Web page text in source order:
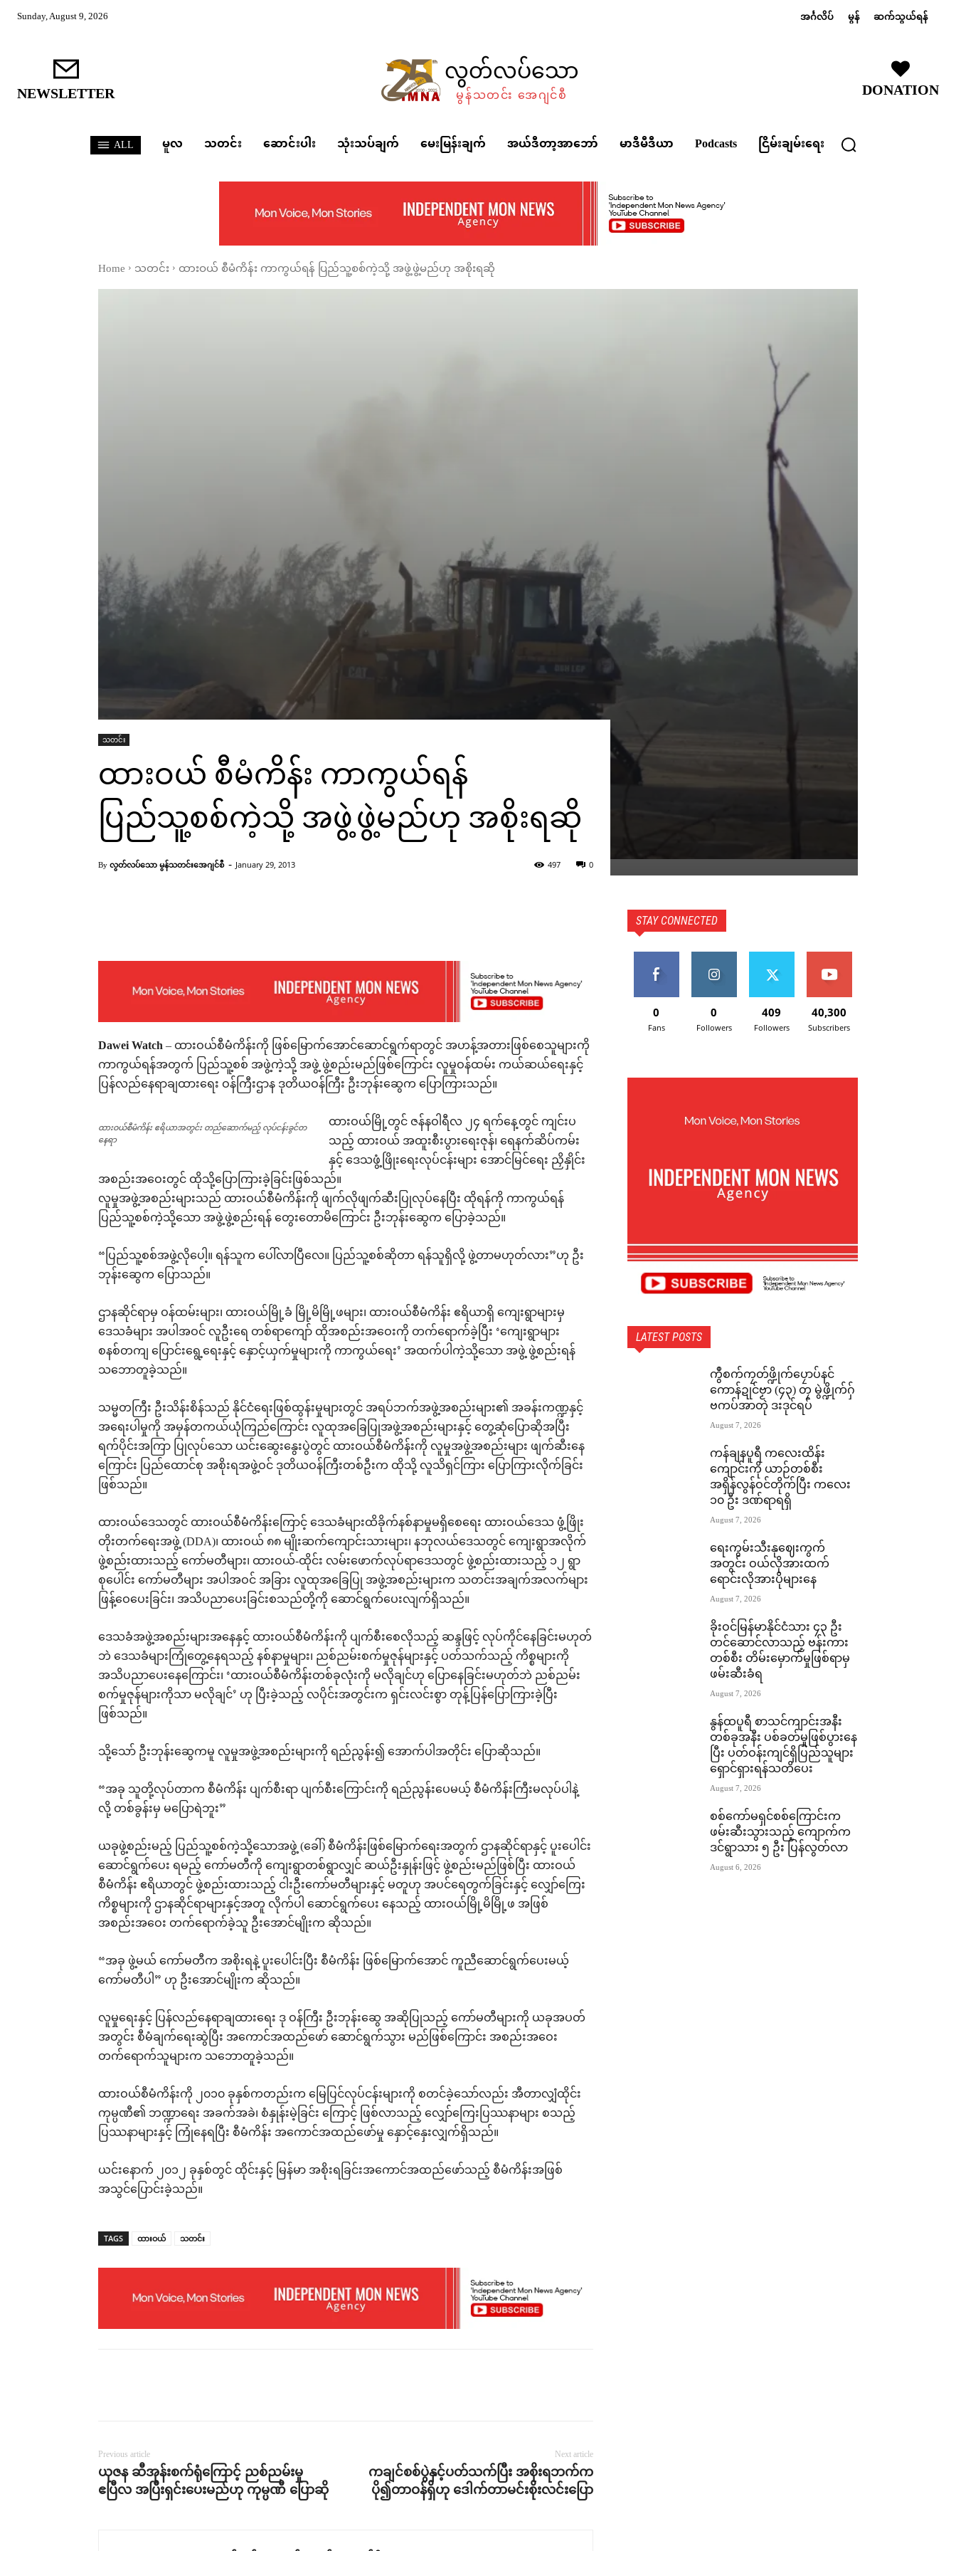
Sunday, August 9, 2026 အင်္ဂလိပ် မွန် ဆက်သွယ်ရန်
NEWSLETTER လွတ်လပ်သော
မွန်သတင်း အေဂျင်စီ DONATION
ALL မူလ သတင်း ဆောင်းပါး သုံးသပ်ချက် မေးမြန်းချက် အယ်ဒီတာ့အာဘော် မာဒီမီဒီယာ Podcasts ငြိမ်းချမ်းရေး
Home သတင်း ထားဝယ် စီမံကိန်း ကာကွယ်ရန် ပြည်သူ့စစ်ကဲ့သို့ အဖွဲ့ဖွဲ့မည်ဟု အစိုးရဆို
ထားဝယ်စီမံကိန်း ဧရိယာအတွင်း တည်ဆောက်မည့် လုပ်ငန်းခွင်တနေရာ
သတင်း
ထားဝယ် စီမံကိန်း ကာကွယ်ရန်
ပြည်သူ့စစ်ကဲ့သို့ အဖွဲ့ဖွဲ့မည်ဟု အစိုးရဆို
By လွတ်လပ်သော မွန်သတင်းအေဂျင်စီ - January 29, 2013 0
497
Dawei Watch– ထားဝယ်စီမံကိန်းကို ဖြစ်မြောက်အောင်ဆောင်ရွက်ရာတွင် အဟန့်အတားဖြစ်စေသူများကို
ကာကွယ်ရန်အတွက် ပြည်သူ့စစ် အဖွဲ့ကဲ့သို့ အဖွဲ့ ဖွဲ့စည်းမည်ဖြစ်ကြောင်း လူမှုဝန်ထမ်း ကယ်ဆယ်ရေးနှင့်
ပြန်လည်နေရာချထားရေး ဝန်ကြီးဌာန ဒုတိယဝန်ကြီး ဦးဘုန်းဆွေက ပြောကြားသည်။
ထားဝယ်စီမံကိန်း ဧရိယာအတွင်း တည်ဆောက်မည့် လုပ်ငန်းခွင်တ
နေရာ
ထားဝယ်မြို့တွင် ဇန်နဝါရီလ ၂၄ ရက်နေ့တွင် ကျင်းပ
သည့် ထားဝယ် အထူးစီးပွားရေးဇုန်၊ ရေနက်ဆိပ်ကမ်း
နှင့် ဒေသဖွံ့ဖြိုးရေးလုပ်ငန်းများ အောင်မြင်ရေး ညှိနှိုင်း
အစည်းအဝေးတွင် ထိုသို့ပြောကြားခဲ့ခြင်းဖြစ်သည်။
လူမှုအဖွဲ့အစည်းများသည် ထားဝယ်စီမံကိန်းကို ဖျက်လိုဖျက်ဆီးပြုလုပ်နေပြီး ထိုရန်ကို ကာကွယ်ရန်
ပြည်သူ့စစ်ကဲ့သို့သော အဖွဲ့ဖွဲ့စည်းရန် တွေးတောမိကြောင်း ဦးဘုန်းဆွေက ပြောခဲ့သည်။
“ပြည်သူ့စစ်အဖွဲ့လိုပေါ့။ ရန်သူက ပေါ်လာပြီလေ။ ပြည်သူ့စစ်ဆိုတာ ရန်သူရှိလို့ ဖွဲ့တာမဟုတ်လား”ဟု ဦး
ဘုန်းဆွေက ပြောသည်။
ဌာနဆိုင်ရာမှ ဝန်ထမ်းများ၊ ထားဝယ်မြို့ခံ မြို့မိမြို့ဖများ၊ ထားဝယ်စီမံကိန်း ဧရိယာရှိ ကျေးရွာများမှ
ဒေသခံများ အပါအဝင် လူဦးရေ တစ်ရာကျော် ထိုအစည်းအဝေးကို တက်ရောက်ခဲ့ပြီး ‘ကျေးရွာများ
စနစ်တကျ ပြောင်းရွေ့ရေးနှင့် နှောင့်ယှက်မှုများကို ကာကွယ်ရေး’ အထက်ပါကဲ့သို့သော အဖွဲ့ ဖွဲ့စည်းရန်
သဘောတူခဲ့သည်။
သမ္မတကြီး ဦးသိန်းစိန်သည် နိုင်ငံရေးဖြစ်ထွန်းမှုများတွင် အရပ်ဘက်အဖွဲ့အစည်းများ၏ အခန်းကဏ္ဍနှင့်
အရေးပါမှုကို အမှန်တကယ်ယုံကြည်ကြောင်း လူထုအခြေပြုအဖွဲ့အစည်းများနှင့် တွေ့ဆုံပြောဆိုအပြီး
ရက်ပိုင်းအကြာ ပြုလုပ်သော ယင်းဆွေးနွေးပွဲတွင် ထားဝယ်စီမံကိန်းကို လူမှုအဖွဲ့အစည်းများ ဖျက်ဆီးနေ
ကြောင်း ပြည်ထောင်စု အစိုးရအဖွဲ့ဝင် ဒုတိယဝန်ကြီးတစ်ဦးက ထိုသို့ လူသိရှင်ကြား ပြောကြားလိုက်ခြင်း
ဖြစ်သည်။
ထားဝယ်ဒေသတွင် ထားဝယ်စီမံကိန်းကြောင့် ဒေသခံများထိခိုက်နစ်နာမှုမရှိစေရေး ထားဝယ်ဒေသ ဖွံ့ဖြိုး
တိုးတက်ရေးအဖွဲ့ (DDA)၊ ထားဝယ် ၈၈ မျိုးဆက်ကျောင်းသားများ၊ နဘုလယ်ဒေသတွင် ကျေးရွာအလိုက်
ဖွဲ့စည်းထားသည့် ကော်မတီများ၊ ထားဝယ်-ထိုင်း လမ်းဖောက်လုပ်ရာဒေသတွင် ဖွဲ့စည်းထားသည့် ၁၂ ရွာ
စုပေါင်း ကော်မတီများ အပါအဝင် အခြား လူထုအခြေပြု အဖွဲ့အစည်းများက သတင်းအချက်အလက်များ
ဖြန့်ဝေပေးခြင်း၊ အသိပညာပေးခြင်းစသည်တို့ကို ဆောင်ရွက်ပေးလျက်ရှိသည်။
ဒေသခံအဖွဲ့အစည်းများအနေနှင့် ထားဝယ်စီမံကိန်းကို ပျက်စီးစေလိုသည့် ဆန္ဒဖြင့် လုပ်ကိုင်နေခြင်းမဟုတ်
ဘဲ ဒေသခံများကြုံတွေ့နေရသည့် နစ်နာမှုများ၊ ညစ်ညမ်းစက်မှုဇုန်များနှင့် ပတ်သက်သည့် ကိစ္စများကို
အသိပညာပေးနေကြောင်း၊ ‘ထားဝယ်စီမံကိန်းတစ်ခုလုံးကို မလိုချင်ဟု ပြောနေခြင်းမဟုတ်ဘဲ ညစ်ညမ်း
စက်မှုဇုန်များကိုသာ မလိုချင်’ ဟု ပြီးခဲ့သည့် လပိုင်းအတွင်းက ရှင်းလင်းစွာ တုန့်ပြန်ပြောကြားခဲ့ပြီး
ဖြစ်သည်။
သို့သော် ဦးဘုန်းဆွေကမူ လူမှုအဖွဲ့အစည်းများကို ရည်ညွန်း၍ အောက်ပါအတိုင်း ပြောဆိုသည်။
“အခု သူတို့လုပ်တာက စီမံကိန်း ပျက်စီးရာ ပျက်စီးကြောင်းကို ရည်ညွန်းပေမယ့် စီမံကိန်းကြီးမလုပ်ပါနဲ့
လို့ တစ်ခွန်းမှ မပြောရဲဘူး”
ယခုဖွဲ့စည်းမည့် ပြည်သူ့စစ်ကဲ့သို့သောအဖွဲ့ (ခေါ်) စီမံကိန်းဖြစ်မြောက်ရေးအတွက် ဌာနဆိုင်ရာနှင့် ပူးပေါင်း
ဆောင်ရွက်ပေး ရမည့် ကော်မတီကို ကျေးရွာတစ်ရွာလျှင် ဆယ်ဦးနှုန်းဖြင့် ဖွဲ့စည်းမည်ဖြစ်ပြီး ထားဝယ်
စီမံကိန်း ဧရိယာတွင် ဖွဲ့စည်းထားသည့် ငါးဦးကော်မတီများနှင့် မတူဟု အပင်ရေတွက်ခြင်းနှင့် လျှော်ကြေး
ကိစ္စများကို ဌာနဆိုင်ရာများနှင့်အတူ လိုက်ပါ ဆောင်ရွက်ပေး နေသည့် ထားဝယ်မြို့မိမြို့ဖ အဖြစ်
အစည်းအဝေး တက်ရောက်ခဲ့သူ ဦးအောင်မျိုးက ဆိုသည်။
“အခု ဖွဲ့မယ် ကော်မတီက အစိုးရနဲ့ ပူးပေါင်းပြီး စီမံကိန်း ဖြစ်မြောက်အောင် ကူညီဆောင်ရွက်ပေးမယ့်
ကော်မတီပါ” ဟု ဦးအောင်မျိုးက ဆိုသည်။
လူမှုရေးနှင့် ပြန်လည်နေရာချထားရေး ဒု ဝန်ကြီး ဦးဘုန်းဆွေ အဆိုပြုသည့် ကော်မတီများကို ယခုအပတ်
အတွင်း စီမံချက်ရေးဆွဲပြီး အကောင်အထည်ဖော် ဆောင်ရွက်သွား မည်ဖြစ်ကြောင်း အစည်းအဝေး
တက်ရောက်သူများက သဘောတူခဲ့သည်။
ထားဝယ်စီမံကိန်းကို ၂၀၁၀ ခုနှစ်ကတည်းက မြေပြင်လုပ်ငန်းများကို စတင်ခဲ့သော်လည်း အီတာလျှံထိုင်း
ကုမ္ပဏီ၏ ဘဏ္ဍာရေး အခက်အခဲ၊ စံနှုန်းမဲ့ခြင်း ကြောင့် ဖြစ်လာသည့် လျှော်ကြေးပြဿနာများ စသည့်
ပြဿနာများနှင့် ကြုံနေရပြီး စီမံကိန်း အကောင်အထည်ဖော်မှု နှောင့်နှေးလျှက်ရှိသည်။
ယင်းနောက် ၂၀၁၂ ခုနှစ်တွင် ထိုင်းနှင့် မြန်မာ အစိုးရခြင်းအကောင်အထည်ဖော်သည့် စီမံကိန်းအဖြစ်
အသွင်ပြောင်းခဲ့သည်။
TAGS ထားဝယ် သတင်း
Previous article
ယုဇန ဆီအုန်းစက်ရုံကြောင့် ညစ်ညမ်းမှု
ဧပြီလ အပြီးရှင်းပေးမည်ဟု ကုမ္ပဏီ ပြောဆို
Next article
ကချင်စစ်ပွဲနှင့်ပတ်သက်ပြီး အစိုးရဘက်က
ပို၍တာဝန်ရှိဟု ဒေါက်တာမင်းစိုးလင်းပြော
STAY CONNECTED
0
Fans
0
Followers
409
Followers
40,300
Subscribers
LATEST POSTS
ကွဳစက်ကၠတ်ဖ္ဍိုက်ပၠောပ်နင်
ကောန်ဍုင်ဗၟာ (၄၃) တၠ မွဲဖ္ဍိုက်ဂှ်
ဗကပ်အာတုဲ ဒးဒုင်ရပ်
August 7, 2026
ကန်ချနပူရီ ကလေးထိန်း
ကျောင်းကို ယာဉ်တစ်စီး
အရှိန်လွန်ဝင်တိုက်ပြီး ကလေး
၁၀ ဦး ဒဏ်ရာရရှိ
August 7, 2026
ရေးကွမ်းသီးနုဈေးကွက်
အတွင်း ဝယ်လိုအားထက်
ရောင်းလိုအားပိုများနေ
August 7, 2026
ခိုးဝင်မြန်မာနိုင်ငံသား ၄၃ ဦး
တင်ဆောင်လာသည့် ဗန်းကား
တစ်စီး တိမ်းမှောက်မှုဖြစ်ရာမှ
ဖမ်းဆီးခံရ
August 7, 2026
နွန်ထပူရီ စာသင်ကျာင်းအနီး
တစ်ခုအနီး ပစ်ခတ်မှုဖြစ်ပွားနေ
ပြီး ပတ်ဝန်းကျင်ရှိပြည်သူများ
ရှောင်ရှားရန်သတိပေး
August 7, 2026
စစ်ကော်မရှင်စစ်ကြောင်းက
ဖမ်းဆီးသွားသည့် ကျောက်က
ဒင်ရွာသား ၅ ဦး ပြန်လွတ်လာ
August 6, 2026